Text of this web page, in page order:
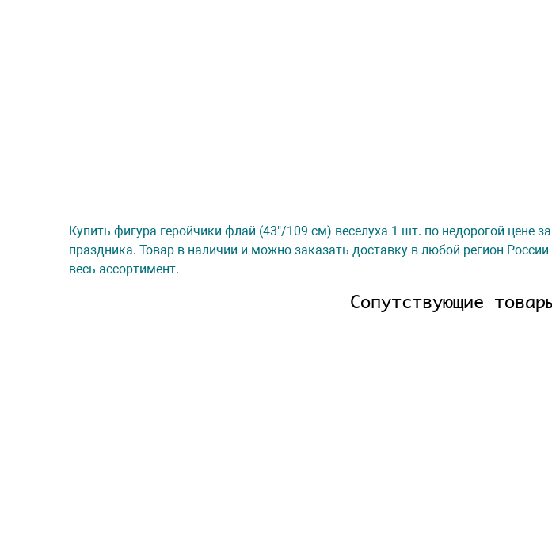
Купить фигура геройчики флай (43"/109 см) веселуха 1 шт. по недорогой цене
праздника. Товар в наличии и можно заказать доставку в любой регион
весь ассортимент.
Сопутствующие